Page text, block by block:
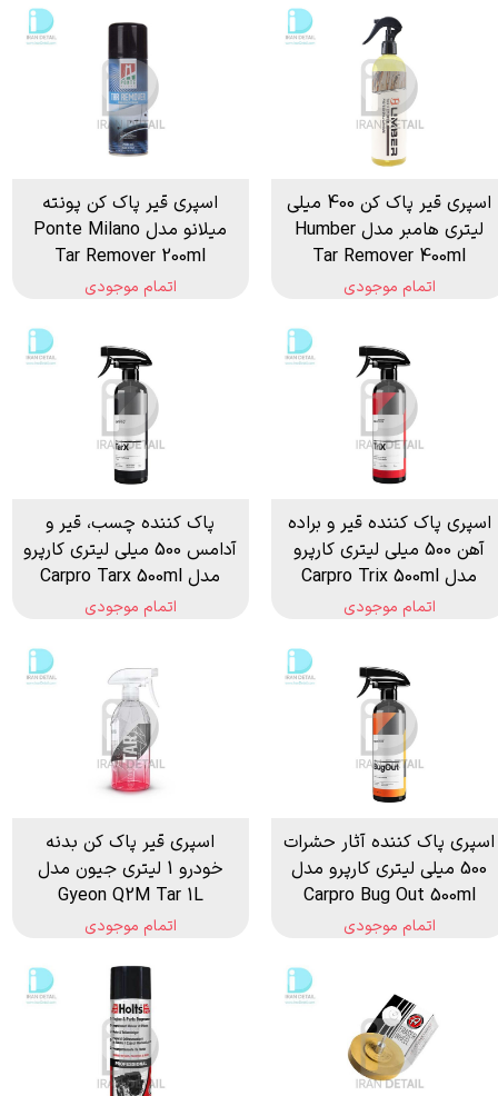
اسپری قیر پاک کن 400 میلی
لیتری هامبر مدل Humber
Tar Remover 400ml
اتمام موجودی
اسپری قیر پاک کن پونته
میلانو مدل Ponte Milano
Tar Remover 200ml
اتمام موجودی
اسپری پاک کننده قیر و براده
آهن 500 میلی لیتری کارپرو
مدل Carpro Trix 500ml
اتمام موجودی
پاک کننده چسب، قیر و
آدامس 500 میلی لیتری کارپرو
مدل Carpro Tarx 500ml
اتمام موجودی
اسپری پاک کننده آثار حشرات
500 میلی لیتری کارپرو مدل
Carpro Bug Out 500ml
اتمام موجودی
اسپری قیر پاک کن بدنه
خودرو 1 لیتری جیون مدل
Gyeon Q2M Tar 1L
اتمام موجودی